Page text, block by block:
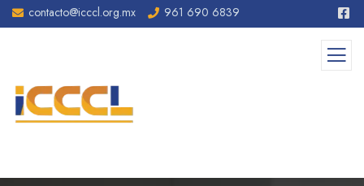
contacto@icccl.org.mx 961 690 6839